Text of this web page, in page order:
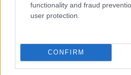
functionality and fraud
user protection.
CONFIRM